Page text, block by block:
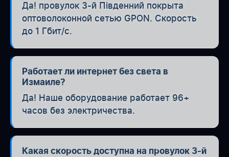
Да! провулок 3-й Південний покрыта
оптоволоконной сетью GPON. Скорость
до 1 Гбит/с.
Работает ли интернет без света в
Измаиле?
Да! Наше оборудование работает 96+
часов без электричества.
Какая скорость доступна на провулок 3-й